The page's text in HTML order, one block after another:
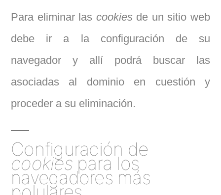
Para eliminar las cookiesde un sitio web
debe ir a la configuración de su
navegador y allí podrá buscar las
asociadas al dominio en cuestión y
proceder a su eliminación.
Configuración de
cookiespara los
navegadores más